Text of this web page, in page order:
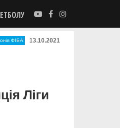
ФІБА 13.10.2021
Ліги